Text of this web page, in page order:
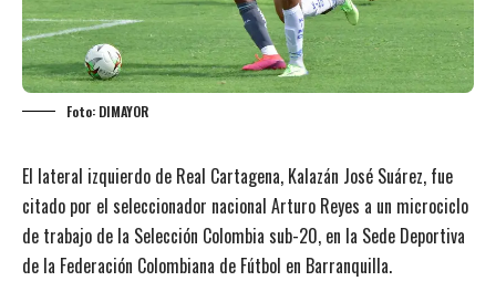
Foto: DIMAYOR
El lateral izquierdo de Real Cartagena, Kalazán José Suárez, fue
citado por el seleccionador nacional Arturo Reyes a un microciclo
de trabajo de la Selección Colombia sub-20, en la Sede Deportiva
de la Federación Colombiana de Fútbol en Barranquilla.